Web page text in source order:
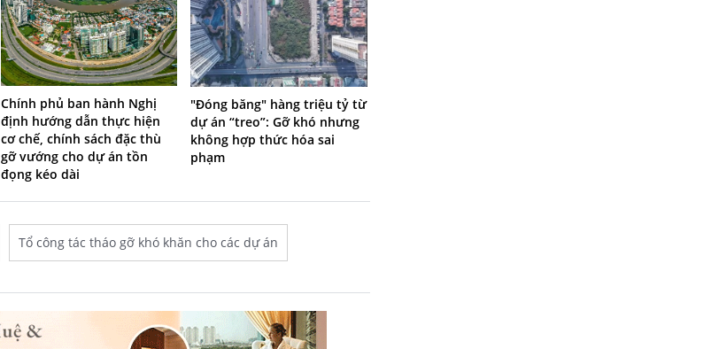
Chính phủ ban hành Nghị
định hướng dẫn thực hiện
cơ chế, chính sách đặc thù
gỡ vướng cho dự án tồn
đọng kéo dài
"Đóng băng" hàng triệu tỷ từ
dự án “treo”: Gỡ khó nhưng
không hợp thức hóa sai
phạm
Tổ công tác tháo gỡ khó khăn cho các dự án